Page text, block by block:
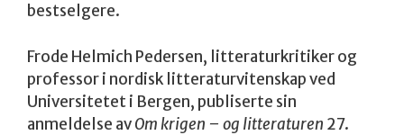
bestselgere.
Frode Helmich Pedersen, litteraturkritiker og
professor i nordisk litteraturvitenskap ved
Universitetet i Bergen, publiserte sin
anmeldelse avOm krigen – og litteraturen 27.